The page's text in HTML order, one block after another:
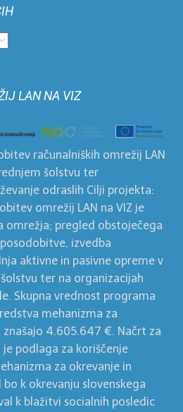
LAN NA VIZ
računalniških omrežij LAN
šolstvu ter
odraslih Cilji projekta:
omrežij LAN na VIZ je
omrežja; pregled obstoječega
izvedba
aktivne in pasivne opreme v
ter na organizacijah
Skupna vrednost programa
mehanizma za
4.605.647 €. Načrt za
podlaga za koriščenje
za okrevanje in
k okrevanju slovenskega
k blažitvi socialnih posledic